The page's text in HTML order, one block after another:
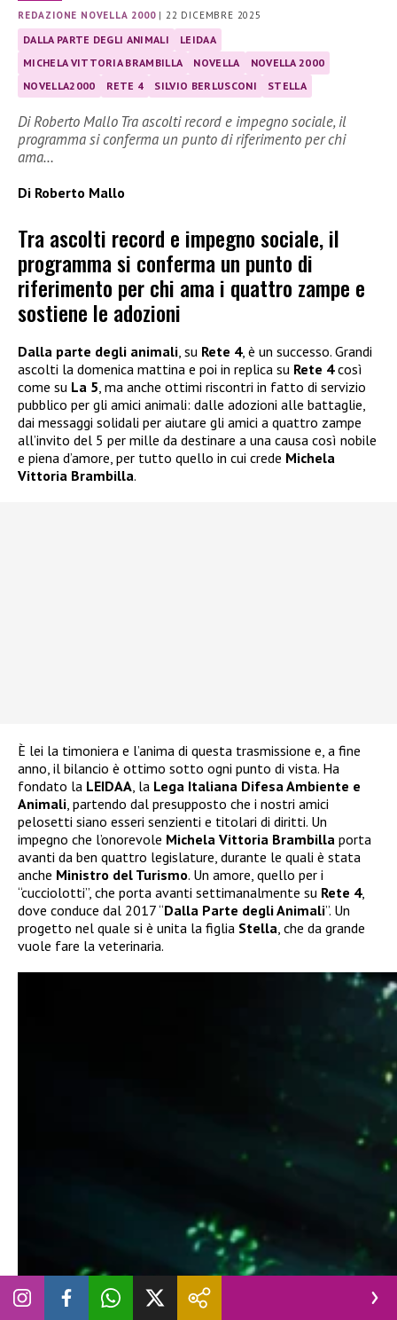
REDAZIONE NOVELLA 2000|22 DICEMBRE 2025
DALLA PARTE DEGLI ANIMALI
LEIDAA
MICHELA VITTORIA BRAMBILLA
NOVELLA
NOVELLA 2000
NOVELLA2000
RETE 4 SILVIO BERLUSCONI STELLA
Di Roberto Mallo Tra ascolti record e impegno sociale, il
programma si conferma un punto di riferimento per chi
ama…
Di Roberto Mallo
Tra ascolti record e impegno sociale, il
programma si conferma un punto di
riferimento per chi ama i quattro zampe e
sostiene le adozioni
Dalla parte degli animali , su Rete 4, è un successo. Grandi
ascolti la domenica mattina e poi in replica su Rete 4così
come su La 5 , ma anche ottimi riscontri in fatto di servizio
pubblico per gli amici animali: dalle adozioni alle battaglie,
dai messaggi solidali per aiutare gli amici a quattro zampe
all’invito del 5 per mille da destinare a una causa così nobile
e piena d’amore, per tutto quello in cui crede Michela
Vittoria Brambilla.
È lei la timoniera e l’anima di questa trasmissione e, a fine
anno, il bilancio è ottimo sotto ogni punto di vista. Ha
fondato la LEIDAA , la Lega Italiana Difesa Ambiente e
Animali , partendo dal presupposto che i nostri amici
pelosetti siano esseri senzienti e titolari di diritti. Un
impegno che l’onorevole Michela Vittoria Brambilla porta
avanti da ben quattro legislature, durante le quali è stata
anche Ministro del Turismo. Un amore, quello per i
“cucciolotti”, che porta avanti settimanalmente su Rete 4,
dove conduce dal 2017 “Dalla Parte degli Animali”. Un
progetto nel quale si è unita la figlia Stella , che da grande
vuole fare la veterinaria.